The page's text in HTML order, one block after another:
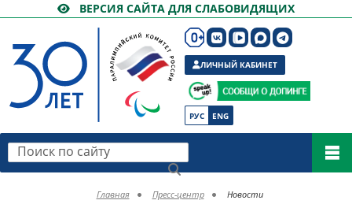
ВЕРСИЯ САЙТА ДЛЯ СЛАБОВИДЯЩИХ
РУС ENG
ЛИЧНЫЙ КАБИНЕТ
Поиск по сайту
Главная Пресс-центр Новости